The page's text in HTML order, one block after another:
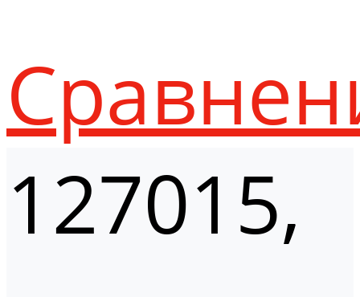
127015,